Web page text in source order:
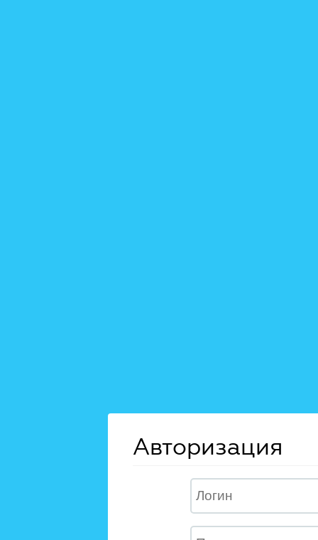
Авторизация